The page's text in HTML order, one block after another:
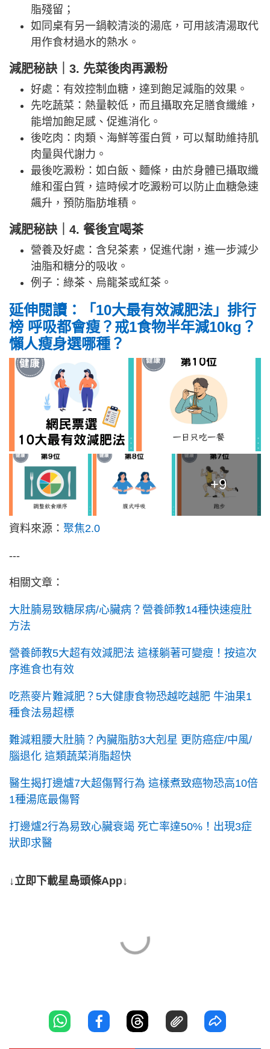
脂殘留；
如同桌有另一鍋較清淡的湯底，可用該清湯取代
用作食材過水的熱水。
減肥秘訣｜3. 先菜後肉再澱粉
好處：有效控制血糖，達到飽足減脂的效果。
先吃蔬菜：熱量較低，而且攝取充足膳食纖維，
能增加飽足感、促進消化。
後吃肉：肉類、海鮮等蛋白質，可以幫助維持肌
肉量與代謝力。
最後吃澱粉：如白飯、麵條，由於身體已攝取纖
維和蛋白質，這時候才吃澱粉可以防止血糖急速
飆升，預防脂肪堆積。
減肥秘訣｜4. 餐後宜喝茶
營養及好處：含兒茶素，促進代謝，進一步減少
油脂和糖分的吸收。
例子：綠茶、烏龍茶或紅茶。
延伸閱讀：
「10大最有效減肥法」排行
榜 呼吸都會瘦？戒1食物半年減10kg？
懶人瘦身選哪種？
+9
資料來源： 聚焦2.0
---
相關文章：
大肚腩易致糖尿病/心臟病？營養師教14種快速瘦肚
方法
營養師教5大超有效減肥法 這樣躺著可變瘦！按這次
序進食也有效
吃燕麥片難減肥？5大健康食物恐越吃越肥 牛油果1
種食法易超標
難減粗腰大肚腩？內臟脂肪3大剋星 更防癌症/中風/
腦退化 這類蔬菜消脂超快
醫生揭打邊爐7大超傷腎行為 這樣煮致癌物恐高10倍
1種湯底最傷腎
打邊爐2行為易致心臟衰竭 死亡率達50%！出現3症
狀即求醫
↓立即下載星島頭條App↓